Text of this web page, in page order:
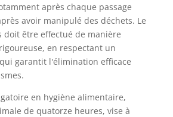
après chaque passage
avoir manipulé des déchets. Le
doit être effectué de manière
en respectant un
garantit l'élimination efficace
en hygiène alimentaire,
de quatorze heures, vise à